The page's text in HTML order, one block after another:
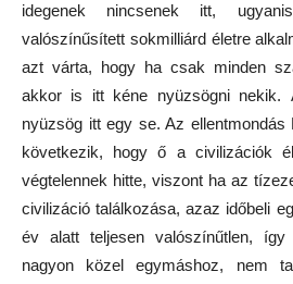
idegenek nincsenek itt,
valószínűsített sokmilliárd életre
azt várta, hogy ha csak minden
akkor is itt kéne nyüzsögni nekik.
nyüzsög itt egy se. Az ellentmondás
következik, hogy ő a civilizációk
végtelennek hitte, viszont ha az
civilizáció találkozása, azaz időbeli
év alatt teljesen valószínűtlen, így
nagyon közel egymáshoz, nem